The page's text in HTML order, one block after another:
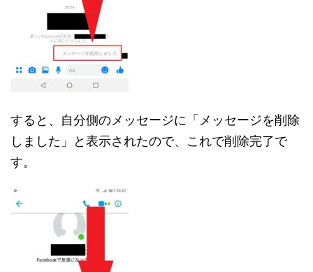
すると、自分側のメッセージに「メッセージを削除
しました」と表示されたので、これで削除完了で
す。